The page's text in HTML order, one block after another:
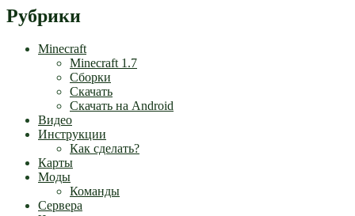
Рубрики
Minecraft
Minecraft 1.7
Сборки
Скачать
Скачать на Android
Видео
Инструкции
Как сделать?
Карты
Моды
Команды
Сервера